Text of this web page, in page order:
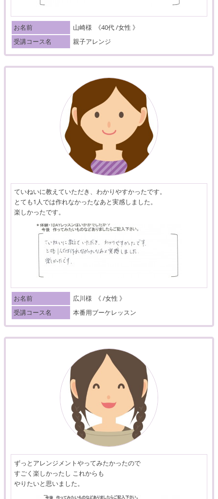
お名前 山崎様
《40代 /女性 》
受講コース名
親子アレンジ
ていねいに教えていただき、わかりやすかったです。
とても1人では作れなかったなあと実感しました。
楽しかったです。
お名前 広川様
《 /女性 》
受講コース名
本番用ブーケレッスン
ずっとアレンジメントやってみたかったので
すごく楽しかったし これからも
やりたいと思いました。